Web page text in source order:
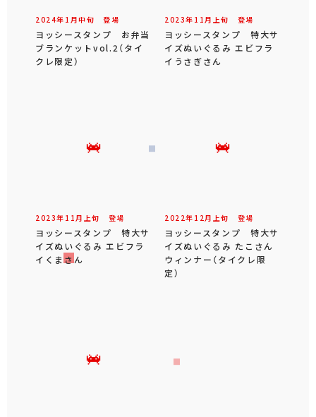
2024年 1 月中旬 登場
ヨッシースタンプ お弁当
ブランケットvol.2（タイ
クレ限定）
2023年 11 月 上旬 登場
ヨッシースタンプ 特大サ
イズぬいぐるみ エビフラ
イうさぎさん
2023年 11 月 上旬 登場
ヨッシースタンプ 特大サ
イズぬいぐるみ エビフラ
イくまさん
2022年 12 月 上旬 登場
ヨッシースタンプ 特大サ
イズぬいぐるみ たこさん
ウィンナー（タイクレ限
定）